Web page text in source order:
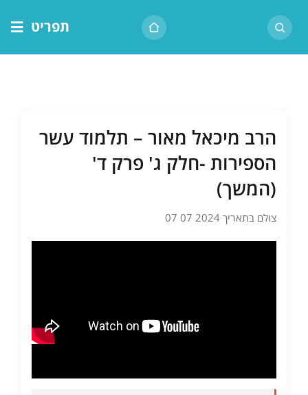
לתוכן
תפריט
שיעור יומי
הרב מיכאל מאור – תלמוד עשר
הספירות -חלק ג' פרק ד'
(המשך)
צולם בתאריך 2024 07 07